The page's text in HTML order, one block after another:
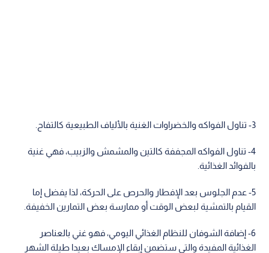
3- تناول الفواكه والخضراوات الغنية بالألياف الطبيعية كالتفاح.
4- تناول الفواكه المجففة كالتين والمشمش والزبيب، فهي غنية
بالفوائد الغذائية.
5- عدم الجلوس بعد الإفطار والحرص على الحركة، لذا يفضل إما
القيام بالتمشية لبعض الوقت أو ممارسة بعض التمارين الخفيفة.
6- إضافة الشوفان للنظام الغذائي اليومي، فهو غني بالعناصر
الغذائية المفيدة والتي ستضمن إبقاء الإمساك بعيدا طيلة الشهر